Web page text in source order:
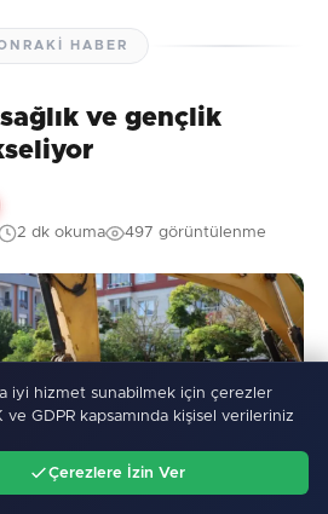
HABER
ve gençlik
2 dk okuma 497 görüntülenme
iyi hizmet sunabilmek için çerezler
ve GDPR kapsamında kişisel verileriniz
Çerezlere İzin Ver
Ara Menü